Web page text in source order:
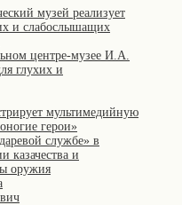
музей реализует
и слабослышащих
центре-музее И.А.
глухих и
мультимедийную
герои»
службе» в
казачества и
оружия